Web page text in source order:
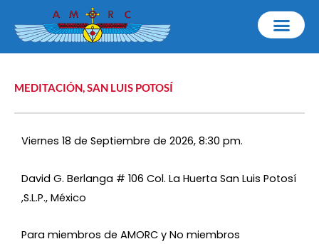
contenido
MEDITACIÓN,SAN LUIS POTOSÍ
Viernes 18 de Septiembre de 2026, 8:30 pm.
David G. Berlanga # 106 Col. La Huerta San Luis Potosí
,S.L.P., México
Para miembros de AMORC y No miembros